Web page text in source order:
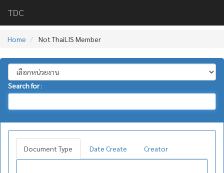
TDC
Home Not ThaiLIS Member
Search for:
Document Type Date Create Creator